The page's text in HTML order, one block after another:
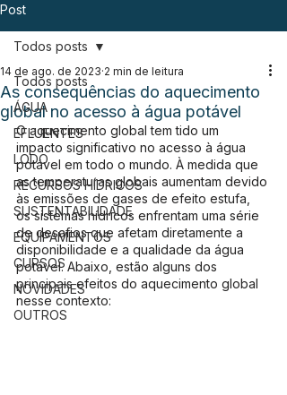
Post
Todos posts
ÁGUA
EFLUENTES
LODO
RECURSOS HÍDRICOS
SUSTENTABILIDADE
EQUIPAMENTOS
CURSOS
NOVIDADES
OUTROS
Todos posts
As consequências do aquecimento
global no acesso à água potável
14 de ago. de 2023 2 min de leitura
O aquecimento global tem tido um
impacto significativo no acesso à água
potável em todo o mundo. À medida que
as temperaturas globais aumentam devido
às emissões de gases de efeito estufa,
os sistemas hídricos enfrentam uma série
de desafios que afetam diretamente a
disponibilidade e a qualidade da água
potável. Abaixo, estão alguns dos
principais efeitos do aquecimento global
nesse contexto: